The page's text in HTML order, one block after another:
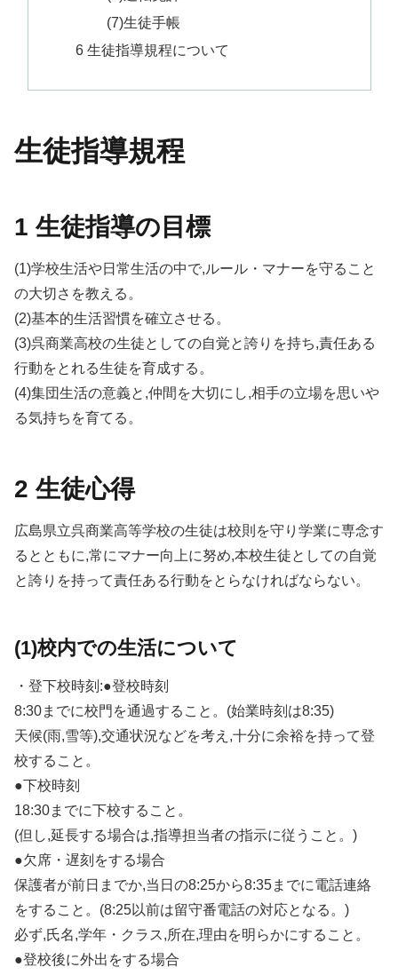
(7)生徒手帳
6 生徒指導規程について
生徒指導規程
1 生徒指導の目標
(1)学校生活や日常生活の中で,ルール・マナーを守ること
の大切さを教える。
(2)基本的生活習慣を確立させる。
(3)呉商業高校の生徒としての自覚と誇りを持ち,責任ある
行動をとれる生徒を育成する。
(4)集団生活の意義と,仲間を大切にし,相手の立場を思いや
る気持ちを育てる。
2 生徒心得
広島県立呉商業高等学校の生徒は校則を守り学業に専念す
るとともに,常にマナー向上に努め,本校生徒としての自覚
と誇りを持って責任ある行動をとらなければならない。
(1)校内での生活について
・登下校時刻:●登校時刻
8:30までに校門を通過すること。(始業時刻は8:35)
天候(雨,雪等),交通状況などを考え,十分に余裕を持って登
校すること。
●下校時刻
18:30までに下校すること。
(但し,延長する場合は,指導担当者の指示に従うこと。)
●欠席・遅刻をする場合
保護者が前日までか,当日の8:25から8:35までに電話連絡
をすること。(8:25以前は留守番電話の対応となる。)
必ず,氏名,学年・クラス,所在,理由を明らかにすること。
●登校後に外出をする場合